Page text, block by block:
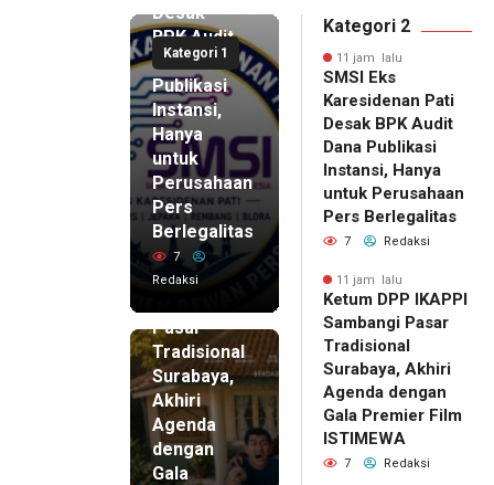
Kategori 1
Desak
BPK Audit
Dana
Publikasi
Instansi,
Hanya
untuk
Perusahaan
Pers
Berlegalitas
7
Redaksi
11 jam lalu
Ketum
DPP
IKAPPI
Pasar
Tradisional
Surabaya,
Akhiri
Agenda
dengan
Gala
Kategori 2
11 jam lalu
SMSI Eks
Karesidenan Pati
Desak BPK Audit
Dana Publikasi
Instansi, Hanya
untuk Perusahaan
Pers Berlegalitas
7 Redaksi
11 jam lalu
Ketum DPP IKAPPI
Sambangi Pasar
Tradisional
Surabaya, Akhiri
Agenda dengan
Gala Premier Film
ISTIMEWA
7 Redaksi